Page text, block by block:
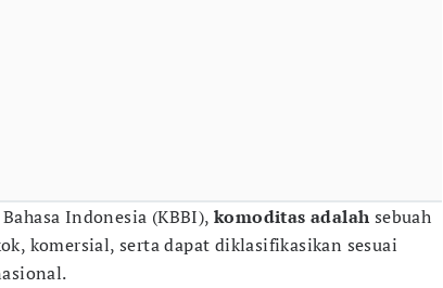
Indonesia (KBBI), komoditas adalah sebuah
komersial, serta dapat diklasifikasikan sesuai